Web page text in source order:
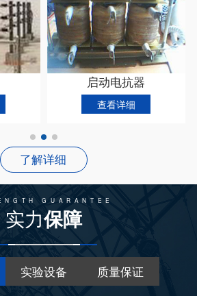
启动电抗器
查看详细
了解详细
GUARANTEE
实力保障
实验设备 质量保证